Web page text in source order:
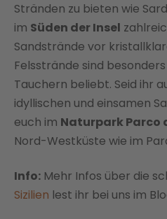
Stränden zu bieten wie
im Süden der Insel
Sandstrände vor
Felsstrände sind
Tauchern beliebt. Seid ihr
idyllischen und einsamen
euch im Naturpark Parco
Nord-Westküste wie im
Info: Mehr Infos über die
Sizilien lest ihr bei uns im